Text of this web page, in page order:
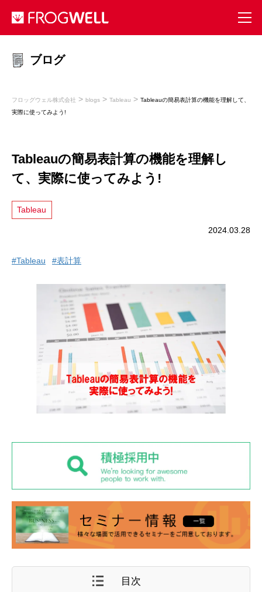
ブログ
フロッグウェル株式会社 > blogs > Tableau > Tableauの簡易表計算の機能を理解して、
実際に使ってみよう!
Tableauの簡易表計算の機能を理解し
て、実際に使ってみよう!
Tableau
2024.03.28
#Tableau #表計算
目次